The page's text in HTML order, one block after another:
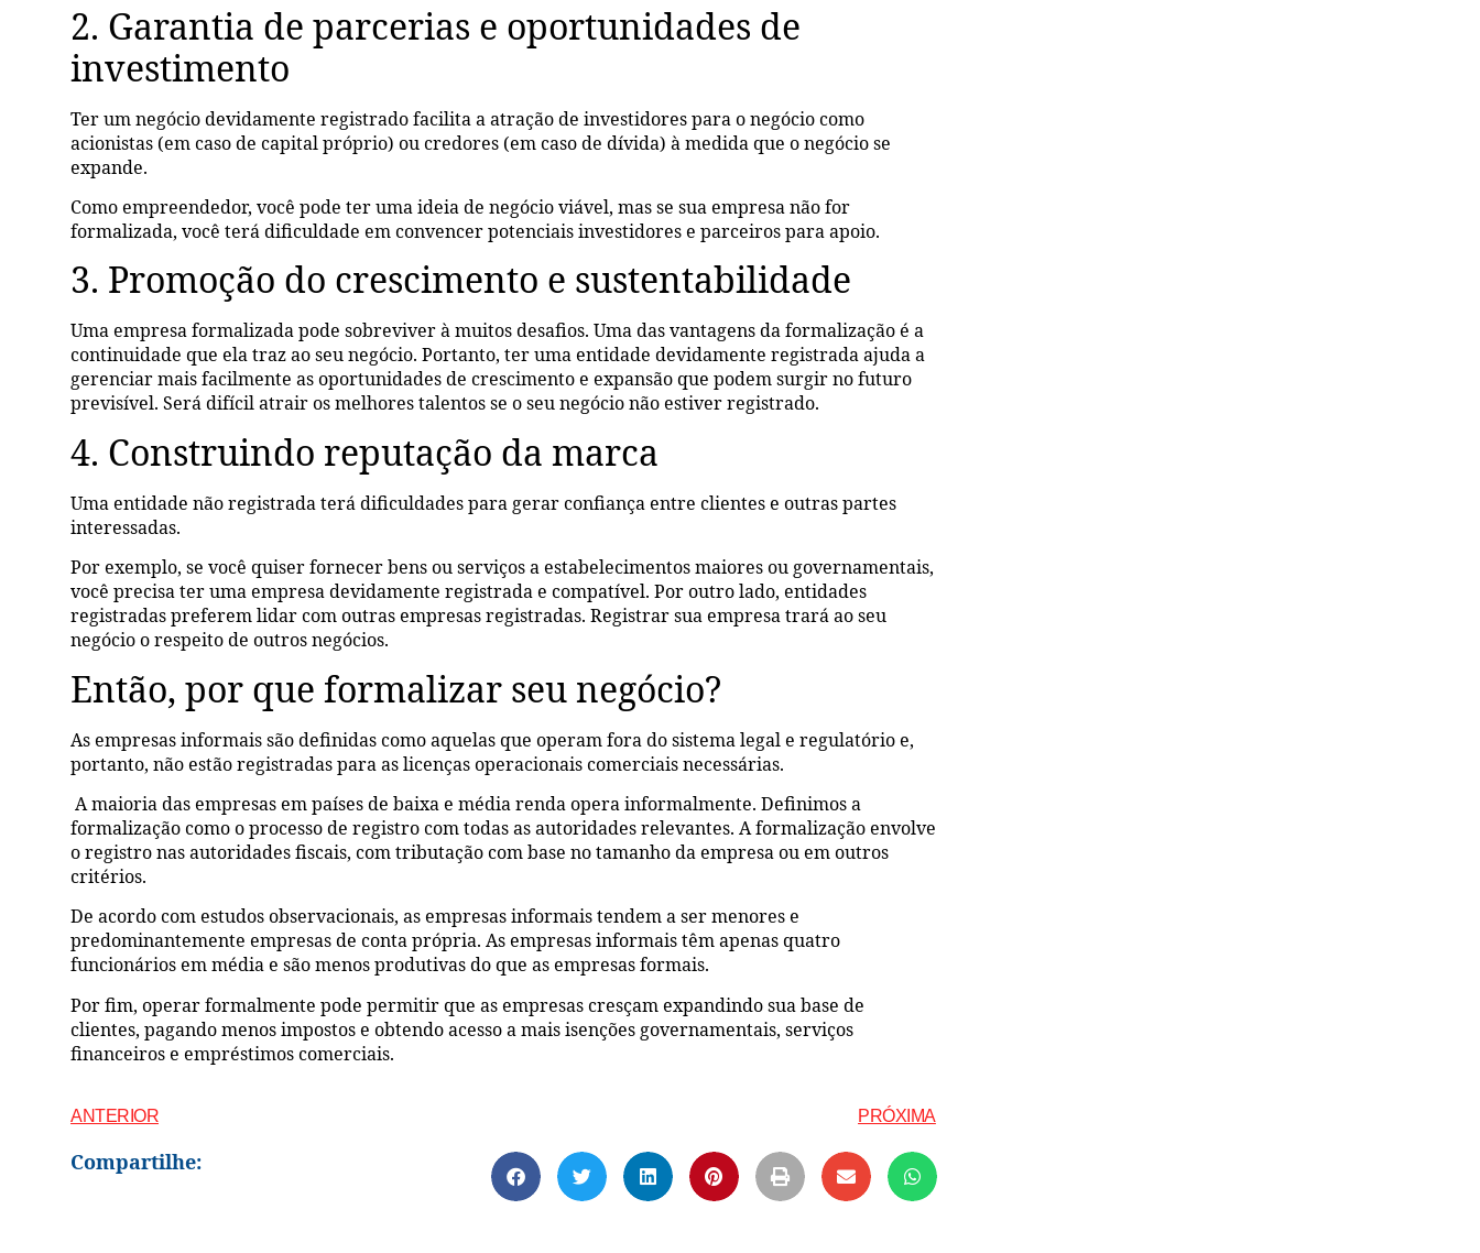
2. Garantia de parcerias e oportunidades de
investimento
Ter um negócio devidamente registrado facilita a atração de investidores para o negócio como
acionistas (em caso de capital próprio) ou credores (em caso de dívida) à medida que o negócio se
expande.
Como empreendedor, você pode ter uma ideia de negócio viável, mas se sua empresa não for
formalizada, você terá dificuldade em convencer potenciais investidores e parceiros para apoio.
3. Promoção do crescimento e sustentabilidade
Uma empresa formalizada pode sobreviver à muitos desafios. Uma das vantagens da formalização é a
continuidade que ela traz ao seu negócio. Portanto, ter uma entidade devidamente registrada ajuda a
gerenciar mais facilmente as oportunidades de crescimento e expansão que podem surgir no futuro
previsível. Será difícil atrair os melhores talentos se o seu negócio não estiver registrado.
4. Construindo reputação da marca
Uma entidade não registrada terá dificuldades para gerar confiança entre clientes e outras partes
interessadas.
Por exemplo, se você quiser fornecer bens ou serviços a estabelecimentos maiores ou governamentais,
você precisa ter uma empresa devidamente registrada e compatível. Por outro lado, entidades
registradas preferem lidar com outras empresas registradas. Registrar sua empresa trará ao seu
negócio o respeito de outros negócios.
Então, por que formalizar seu negócio?
As empresas informais são definidas como aquelas que operam fora do sistema legal e regulatório e,
portanto, não estão registradas para as licenças operacionais comerciais necessárias.
A maioria das empresas em países de baixa e média renda opera informalmente. Definimos a
formalização como o processo de registro com todas as autoridades relevantes. A formalização envolve
o registro nas autoridades fiscais, com tributação com base no tamanho da empresa ou em outros
critérios.
De acordo com estudos observacionais, as empresas informais tendem a ser menores e
predominantemente empresas de conta própria. As empresas informais têm apenas quatro
funcionários em média e são menos produtivas do que as empresas formais.
Por fim, operar formalmente pode permitir que as empresas cresçam expandindo sua base de
clientes, pagando menos impostos e obtendo acesso a mais isenções governamentais, serviços
financeiros e empréstimos comerciais.
ANTERIOR PRÓXIMA
Compartilhe: